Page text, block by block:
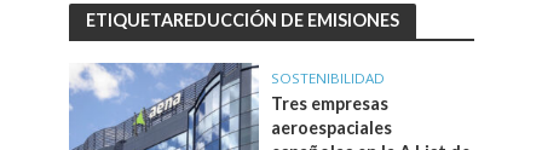
ETIQUETAREDUCCIÓN DE EMISIONES
SOSTENIBILIDAD
Tres empresas
aeroespaciales